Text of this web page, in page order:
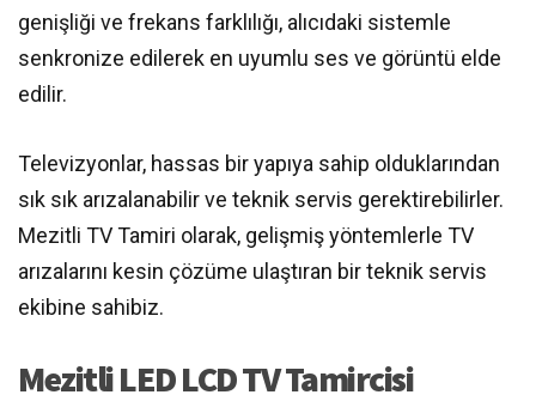
genişliği ve frekans farklılığı, alıcıdaki sistemle
senkronize edilerek en uyumlu ses ve görüntü elde
edilir.
Televizyonlar, hassas bir yapıya sahip olduklarından
sık sık arızalanabilir ve teknik servis gerektirebilirler.
Mezitli TV Tamiri olarak, gelişmiş yöntemlerle TV
arızalarını kesin çözüme ulaştıran bir teknik servis
ekibine sahibiz.
Mezitli LED LCD TV Tamircisi